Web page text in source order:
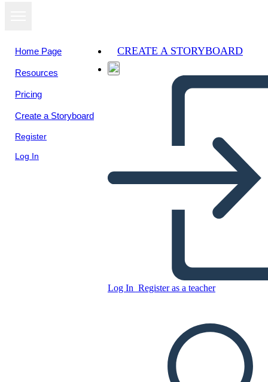
Home Page
Resources
Pricing
Create a Storyboard
Register
Log In
CREATE A STORYBOARD
Log In Register as a teacher
Inca Sapevi che Poster
Machu Picchu Answers
Copy this Storyboard
CREATE A STORYBOARD
PLAY SLIDESHOW